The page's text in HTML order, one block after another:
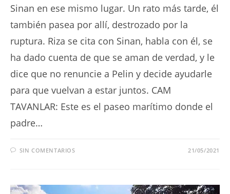
Sinan en ese mismo lugar. Un rato más tarde, él
también pasea por allí, destrozado por la
ruptura. Riza se cita con Sinan, habla con él, se
ha dado cuenta de que se aman de verdad, y le
dice que no renuncie a Pelin y decide ayudarle
para que vuelvan a estar juntos. CAM
TAVANLAR: Este es el paseo marítimo donde el
padre…
SIN COMENTARIOS 21/05/2021